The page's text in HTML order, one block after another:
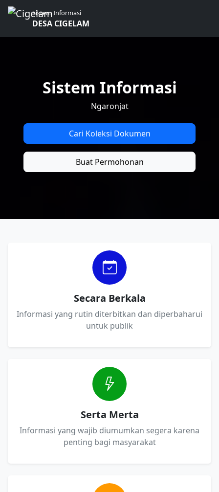
Sistem Informasi
DESA CIGELAM
Sistem Informasi
Ngaronjat
Cari Koleksi Dokumen
Buat Permohonan
Secara Berkala
Informasi yang rutin diterbitkan dan diperbaharui
untuk publik
Serta Merta
Informasi yang wajib diumumkan segera karena
penting bagi masyarakat